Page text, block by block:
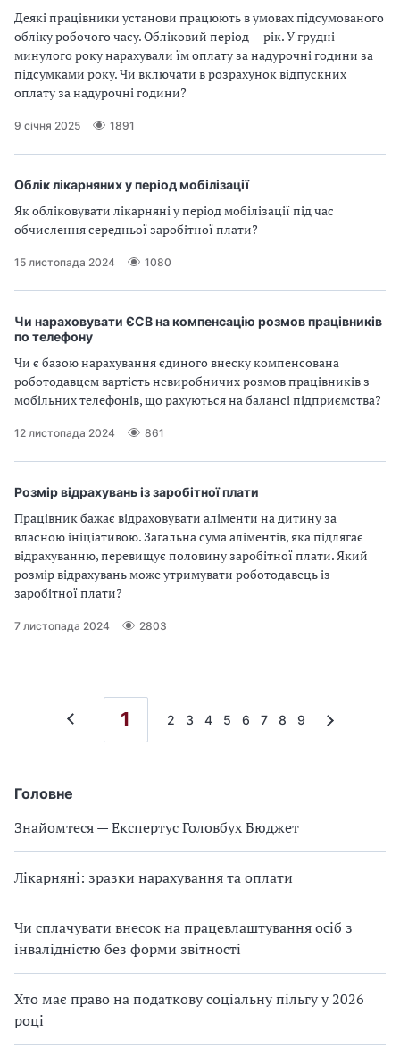
Головне
Знайомтеся — Експертус Головбух Бюджет
Лікарняні: зразки нарахування та оплати
Чи сплачувати внесок на працевлаштування осіб з
інвалідністю без форми звітності
Хто має право на податкову соціальну пільгу у 2026
році
Деякі працівники установи працюють в умовах підсумованого
обліку робочого часу. Обліковий період — рік. У грудні
минулого року нарахували їм оплату за надурочні години за
підсумками року. Чи включати в розрахунок відпускних
оплату за надурочні години?
9 січня 2025 1891
Облік лікарняних у період мобілізації
Як обліковувати лікарняні у період мобілізації під час
обчислення середньої заробітної плати?
15 листопада 2024 1080
Чи нараховувати ЄСВ на компенсацію розмов працівників
по телефону
Чи є базою нарахування єдиного внеску компенсована
роботодавцем вартість невиробничих розмов працівників з
мобільних телефонів, що рахуються на балансі підприємства?
12 листопада 2024 861
Розмір відрахувань із заробітної плати
Працівник бажає відраховувати аліменти на дитину за
власною ініціативою. Загальна сума аліментів, яка підлягає
відрахуванню, перевищує половину заробітної плати. Який
розмір відрахувань може утримувати роботодавець із
заробітної плати?
7 листопада 2024 2803
1 2 3 4 5 6 7 8 9